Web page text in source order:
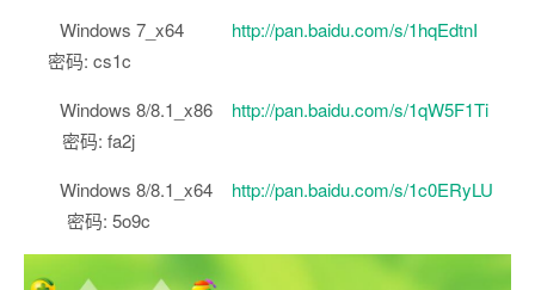
Windows 7_x64 http://pan.baidu.com/s/1hqEdtnI
密码: cs1c
Windows 8/8.1_x86 http://pan.baidu.com/s/1qW5F1Ti
密码: fa2j
Windows 8/8.1_x64 http://pan.baidu.com/s/1c0ERyLU
密码: 5o9c